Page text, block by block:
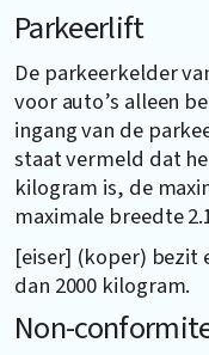
Parkeerlift
De parkeerkelder
voor auto’s alleen
ingang van de
staat vermeld dat
kilogram is, de
maximale breedte
[eiser] (koper) bezit
dan 2000 kilogram.
Non-